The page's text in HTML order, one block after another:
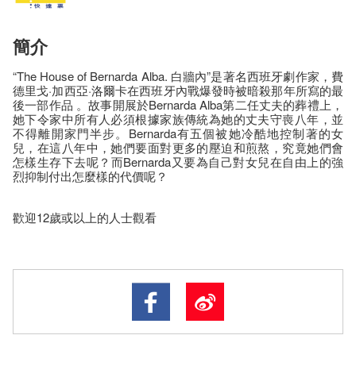
簡介
“The House of Bernarda Alba. 白牆內”是著名西班牙劇作家，費
德里戈·加西亞·洛爾卡在西班牙內戰爆發時被暗殺那年所寫的最
後一部作品 。故事開展於Bernarda Alba第二任丈夫的葬禮上，
她下令家中所有人必須根據家族傳統為她的丈夫守喪八年，並
不得離開家門半步。Bernarda有五個被她冷酷地控制著的女
兒，在這八年中，她們要面對更多的壓迫和煎熬，究竟她們會
怎樣生存下去呢？而Bernarda又要為自己對女兒在自由上的強
烈抑制付出怎麼樣的代價呢？
歡迎12歲或以上的人士觀看